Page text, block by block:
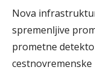
Nova
spremenljive
prometne